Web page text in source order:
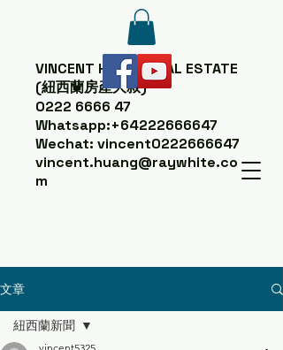
VINCENT HUANGREAL ESTATE
(紐西蘭房產大叔)
0222 6666 47
Whatsapp:+64222666647
Wechat: vincent0222666647
vincent.huang@raywhite.co
m
文章
紐西蘭新聞